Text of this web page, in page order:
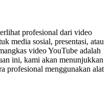
profesional dari video
media sosial, presentasi, atau
video YouTube adalah
ini, kami akan menunjukkan
profesional menggunakan alat